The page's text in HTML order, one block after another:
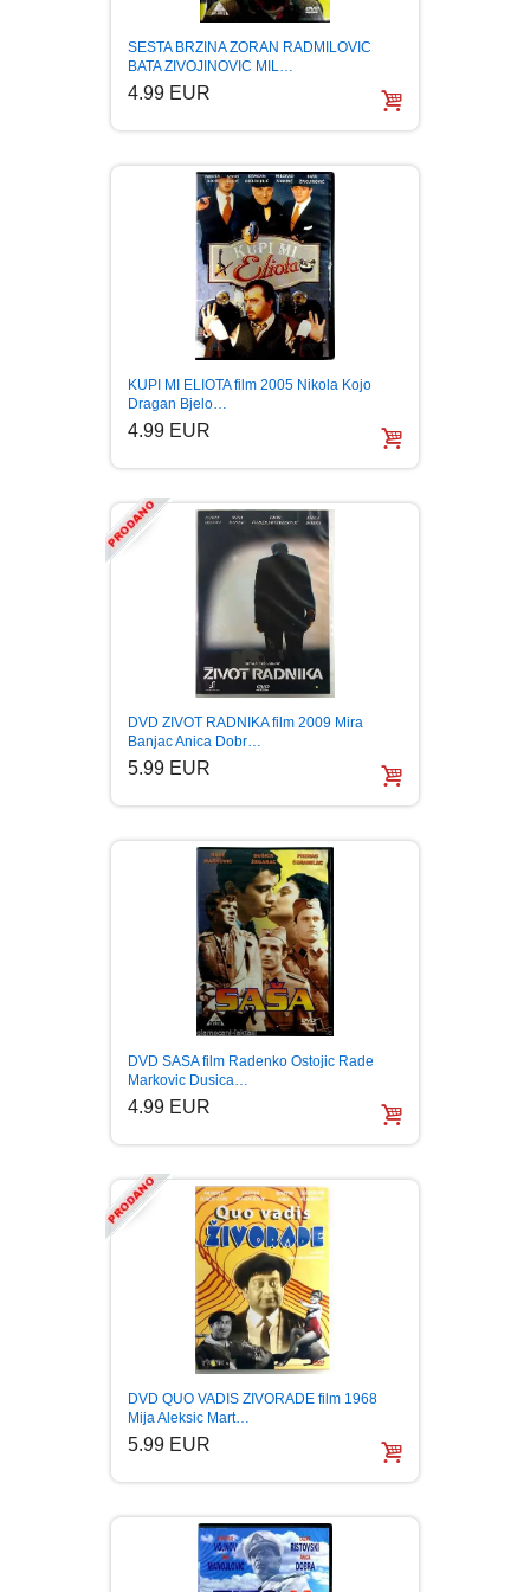
FANTASTIKA
HOROR
ISTORIJSKI
KLASICI
KNJIGE ZA DECU
KOMEDIJA
KUVARI
LJUBAVNI
MITOLOGIJA
NAUČNA FANTASTIKA
NAUKA
POEZIJA
POPULARNA PSIHOLOGIJA
PUBLICISTIKA
PUTOPISI
STRIP
TEORIJE ZAVERE
TINEJDŽ
TRILERI
SESTA BRZINA ZORAN RADMILOVIC
BATA ZIVOJINOVIC MIL…
4.99 EUR
KUPI MI ELIOTA film 2005 Nikola Kojo
Dragan Bjelo…
4.99 EUR
DVD ZIVOT RADNIKA film 2009 Mira
Banjac Anica Dobr…
5.99 EUR
DVD SASA film Radenko Ostojic Rade
Markovic Dusica…
4.99 EUR
DVD QUO VADIS ZIVORADE film 1968
Mija Aleksic Mart…
5.99 EUR